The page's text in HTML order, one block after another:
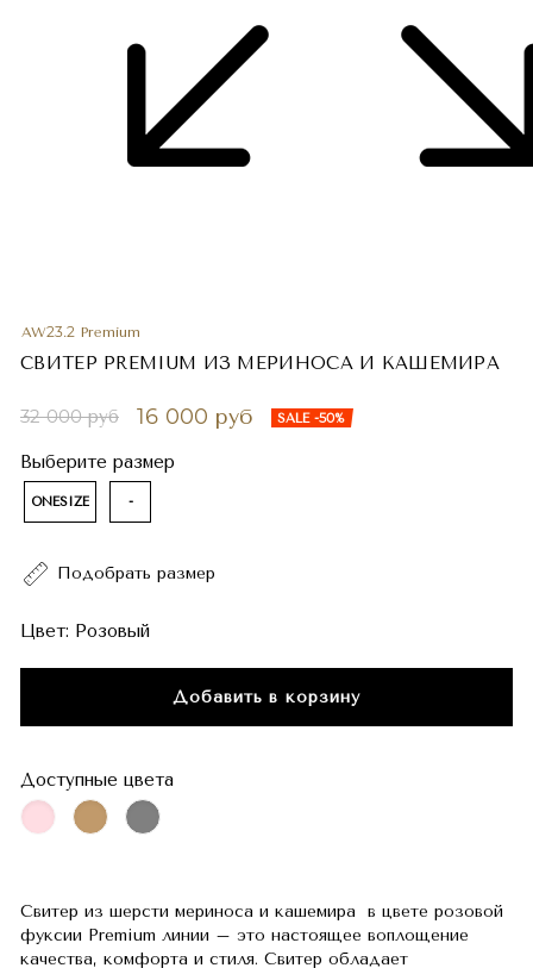
AW23.2 Premium
СВИТЕР PREMIUM ИЗ МЕРИНОСА И КАШЕМИРА
32 000 руб 16 000 руб SALE -50%
Выберите размер
ONESIZE -
Подобрать размер
Цвет: Розовый
Добавить в корзину
Доступные цвета
Свитер из шерсти мериноса и кашемира в цвете розовой
фуксии Premium линии – это настоящее воплощение
качества, комфорта и стиля. Свитер обладает